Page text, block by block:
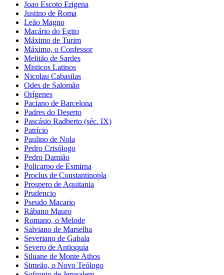
Joao Escoto Erigena
Justino de Roma
Leão Magno
Macário do Egito
Máximo de Turim
Máximo, o Confessor
Melitão de Sardes
Misticos Latinos
Nicolau Cabasilas
Odes de Salomão
Orígenes
Paciano de Barcelona
Padres do Deserto
Pascásio Radberto (séc. IX)
Patrício
Paulino de Nola
Pedro Crisólogo
Pedro Damião
Policarpo de Esmirna
Proclus de Constantinopla
Prospero de Aquitania
Prudencio
Pseudo Macario
Rábano Mauro
Romano, o Melode
Salviano de Marselha
Severiano de Gabala
Severo de Antioquia
Siluane de Monte Athos
Simeão, o Novo Teólogo